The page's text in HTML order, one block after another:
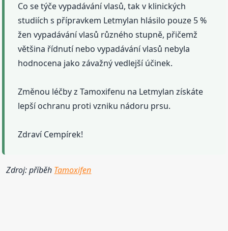
Co se týče vypadávání vlasů, tak v klinických
studiích s přípravkem Letmylan hlásilo pouze 5 %
žen vypadávání vlasů různého stupně, přičemž
většina řídnutí nebo vypadávání vlasů nebyla
hodnocena jako závažný vedlejší účinek.
Změnou léčby z Tamoxifenu na Letmylan získáte
lepší ochranu proti vzniku nádoru prsu.
Zdraví Cempírek!
Zdroj: příběh Tamoxifen